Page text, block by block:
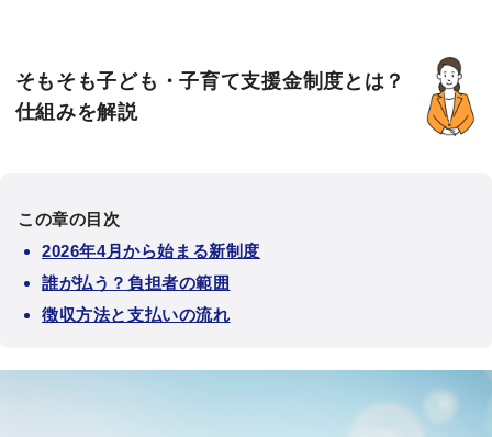
そもそも子ども・子育て支援金制度とは？
仕組みを解説
この章の目次
2026年4月から始まる新制度
誰が払う？負担者の範囲
徴収方法と支払いの流れ